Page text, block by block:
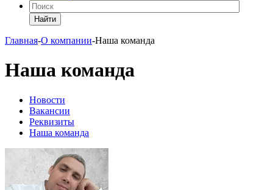
Найти
Главная-О компании-Наша команда
Наша команда
Новости
Вакансии
Реквизиты
Наша команда